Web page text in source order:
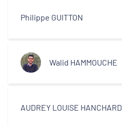
Philippe GUITTON
Walid HAMMOUCHE
AUDREY LOUISE HANCHARD